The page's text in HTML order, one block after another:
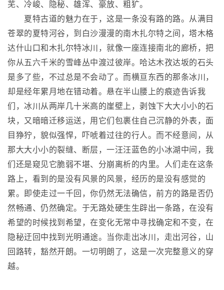
芜、冷峻、隐秘、雄浑、豪放、粗犷。
夏特古道的魅力在于，这是一条没有路的路。从满目
苍翠的夏特河谷，到白沙漫漫的南木扎尔特之间，塔木格
达什山口和木扎尔特冰川，就像一座连接南北的廊桥，把
你从五六千米的雪峰丛中渡过彼岸。哈达木孜达坂的石头
是多了些，不过总是不会动了。而横亘东西的那条冰川，
却是经年累月地在错动着。悬在半山腰上的痕迹告诉我
们，冰川从两岸几十米高的崖壁上，剥蚀下大大小小的石
块，又暗暗迁移运送，用它们包裹住自己沉静的外表，面
目狰狞，貌似强悍，吓唬着过往的行人。而不经意间，从
那大大小小的裂缝、断层，一汪汪蓝色的小冰湖中间，我
们还是窥见它脆弱不堪、分崩离析的内里。人们走在这条
路上，看到的是没有风景的风景，经历的是没有感觉的
累。即使走过一千回，你仍然无法确信，前方的路是否仍
然畅通、仍然确定。于无路处硬生生辟出一条路，在没有
希望的时候找到希望，在变化无常中寻找确定和不变，在
隐秘迂回中找到光明通途。当你走出冰川，走出河谷，山
回路转，豁然开朗。一切明朗了，这是一次完整意义的穿
越。